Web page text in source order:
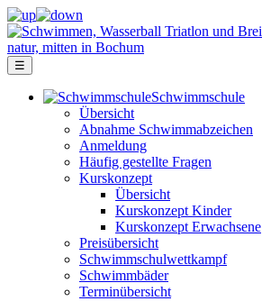
☰
Schwimm­schule
Übersicht
Ab­nah­me Schwimm­ab­zei­chen
Anmeldung
Häufig gestellte Fragen
Kurs­konzept
Übersicht
Kurskonzept Kinder
Kurskonzept Erwachsene
Preis­über­sicht
Schwimm­schul­wett­kampf
Schwimm­bäder
Terminübersicht